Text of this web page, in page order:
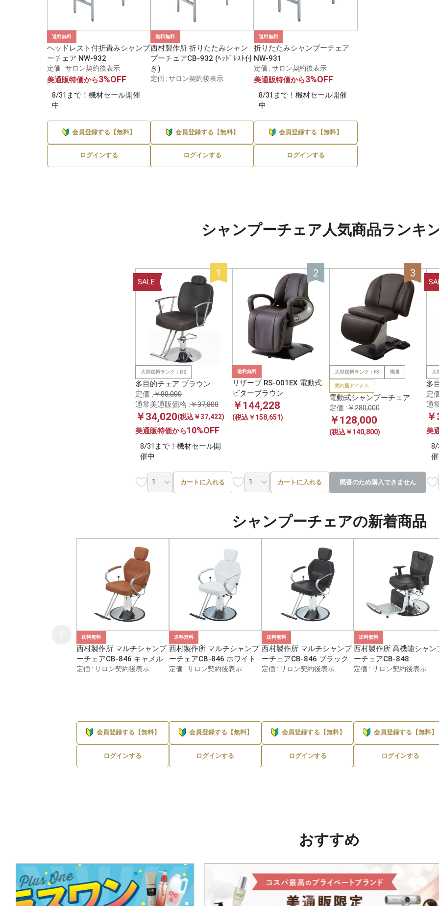
メーカーを選んでブランドへ進む
ブランドを選ぶ →
送料無料
ヘッドレスト付折畳みシャンプ
ーチェア NW-932
定価 : サロン契約後表示
美通販特価から3%OFF
8/31まで！機材セール開催
中
会員登録する【無料】
ログインする
送料無料
西村製作所 折りたたみシャン
プーチェアCB-932 (ﾍｯﾄﾞﾚｽﾄ付
き)
定価 : サロン契約後表示
会員登録する【無料】
ログインする
送料無料
折りたたみシャンプーチェア
NW-931
定価 : サロン契約後表示
美通販特価から3%OFF
8/31まで！機材セール開催
中
会員登録する【無料】
ログインする
シャンプーチェア人気商品ランキ
SALE
大型送料ランク：D2
多目的チェア ブラウン
定価 :￥80,000
通常美通販価格 :￥37,800
￥34,020(税込￥37,422)
美通販特価から10%OFF
8/31まで！機材セール開
催中
カートに入れる
送料無料
リザーブ RS-001EX 電動式
ビターブラウン
￥144,228
(税込￥158,651)
カートに入れる
大型送料ランク：F3 廃番
売れ筋アイテム
電動式シャンプーチェア
定価 :￥280,000
￥128,000
(税込￥140,800)
廃番のため購入できません
大
多
定
通
美
8/
シャンプーチェアの新着商品
送料無料
西村製作所 マルチシャンプ
ーチェアCB-846 キャメル
定価 : サロン契約後表示
会員登録する【無料】
ログインする
送料無料
西村製作所 マルチシャンプ
ーチェアCB-846 ホワイト
定価 : サロン契約後表示
会員登録する【無料】
ログインする
送料無料
西村製作所 マルチシャンプ
ーチェアCB-846 ブラック
定価 : サロン契約後表示
会員登録する【無料】
ログインする
送料無料
西村製作所 高機能シャン
ーチェアCB-848
定価 : サロン契約後表示
会員登録する【無料】
ログインする
おすすめ